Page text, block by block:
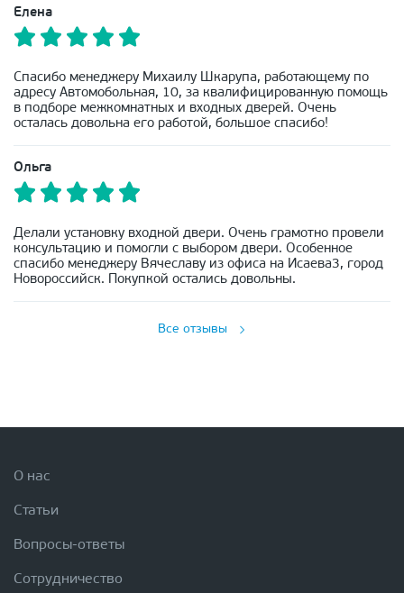
Елена
Спасибо менеджеру Михаилу Шкарупа, работающему по
адресу Автомобольная, 10, за квалифицированную помощь
в подборе межкомнатных и входных дверей. Очень
осталась довольна его работой, большое спасибо!
Ольга
Делали установку входной двери. Очень грамотно провели
консультацию и помогли с выбором двери. Особенное
спасибо менеджеру Вячеславу из офиса на Исаева3, город
Новороссийск. Покупкой остались довольны.
Все отзывы
О нас
Статьи
Вопросы-ответы
Сотрудничество